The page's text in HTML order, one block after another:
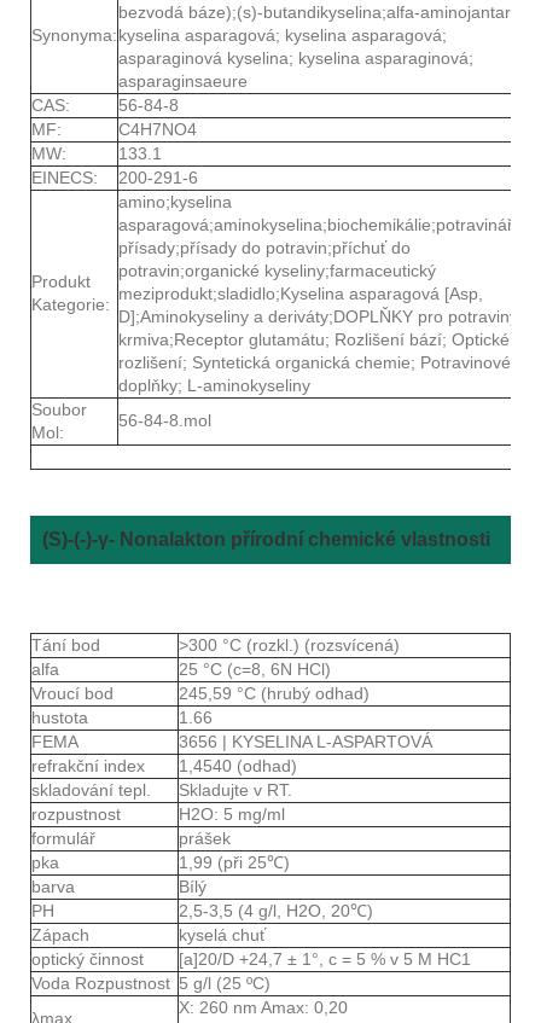
Synonyma:
bezvodá báze);(s)-butandikyselina;alfa-aminojantarová
kyselina asparagová; kyselina asparagová;
asparaginová kyselina; kyselina asparaginová;
asparaginsaeure
CAS:
56-84-8
MF:
C4H7NO4
MW:
133.1
EINECS:
200-291-6
Produkt
Kategorie:
amino;kyselina
asparagová;aminokyselina;biochemikálie;potravinářské
přísady;přísady do potravin;příchuť do
potravin;organické kyseliny;farmaceutický
meziprodukt;sladidlo;Kyselina asparagová [Asp,
D];Aminokyseliny a deriváty;DOPLŇKY pro potraviny a
krmiva;Receptor glutamátu; Rozlišení bází; Optické
rozlišení; Syntetická organická chemie; Potravinové
doplňky; L-aminokyseliny
Soubor
Mol:
56-84-8.mol
(S)-(-)-γ- Nonalakton přírodní chemické vlastnosti
Tání bod
>300 °C (rozkl.) (rozsvícená)
alfa
25 °C (c=8, 6N HCl)
Vroucí bod
245,59 °C (hrubý odhad)
hustota
1.66
FEMA
3656 | KYSELINA L-ASPARTOVÁ
refrakční index
1,4540 (odhad)
skladování tepl.
Skladujte v RT.
rozpustnost
H2O: 5 mg/ml
formulář
prášek
pka
1,99 (při 25℃)
barva
Bílý
PH
2,5-3,5 (4 g/l, H2O, 20℃)
Zápach
kyselá chuť
optický činnost
[a]20/D +24,7 ± 1°, c = 5 % v 5 M HC1
Voda Rozpustnost 5 g/l (25 ºC)
λmax
X: 260 nm Amax: 0,20